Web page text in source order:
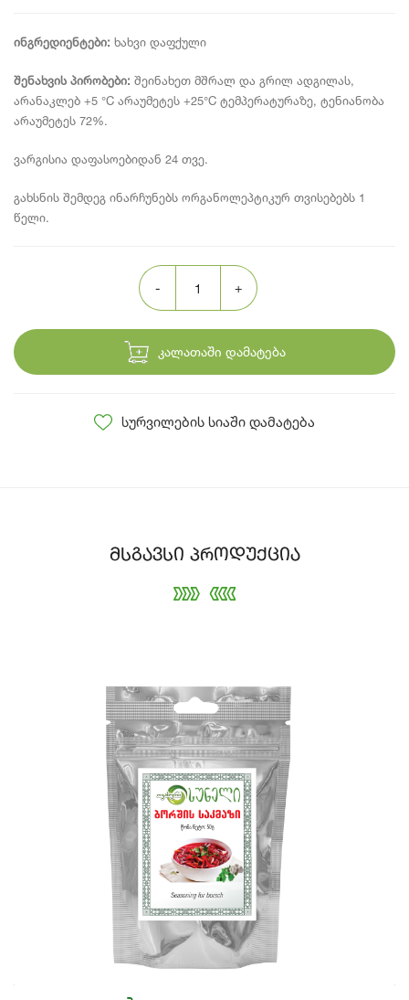
ინგრედიენტები: ხახვი დაფქული
შენახვის პირობები: შეინახეთ მშრალ და გრილ ადგილას,
არანაკლებ +5 °C არაუმეტეს +25°C ტემპერატურაზე, ტენიანობა
არაუმეტეს 72%.
ვარგისია დაფასოებიდან 24 თვე.
გახსნის შემდეგ ინარჩუნებს ორგანოლეპტიკურ თვისებებს 1
წელი.
კალათაში დამატება
სურვილების სიაში დამატება
მსგავსი პროდუქცია